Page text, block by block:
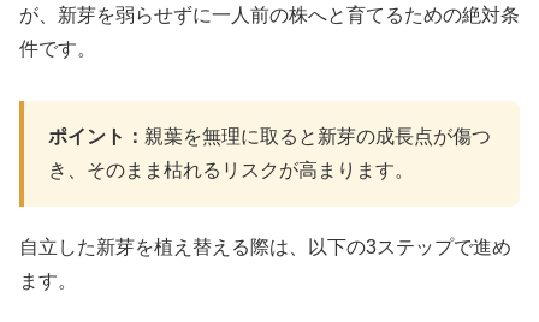
が、新芽を弱らせずに一人前の株へと育てるための絶対条
件です。
ポイント： 親葉を無理に取ると新芽の成長点が傷つ
き、そのまま枯れるリスクが高まります。
自立した新芽を植え替える際は、以下の3ステップで進め
ます。